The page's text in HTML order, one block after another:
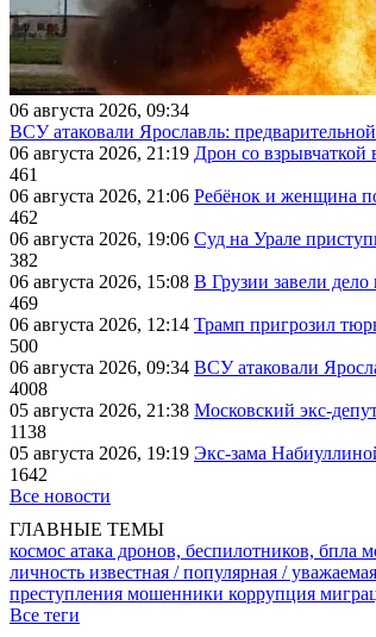
06 августа 2026, 09:34
ВСУ атаковали Ярославль:
06 августа 2026, 21:19 Дрон со взрывчаткой
461
06 августа 2026, 21:06 Ребёнок и женщина
462
06 августа 2026, 19:06 Суд на Урале
382
06 августа 2026, 15:08 В Грузии завели дело
469
06 августа 2026, 12:14 Трамп пригрозил
500
06 августа 2026, 09:34 ВСУ атаковали
4008
05 августа 2026, 21:38 Московский экс-
1138
05 августа 2026, 19:19 Экс-зама
1642
Все новости
ГЛАВНЫЕ ТЕМЫ
космос атака дронов, беспилотников, бпла
личность известная / популярная /
преступления мошенники коррупция
Все теги